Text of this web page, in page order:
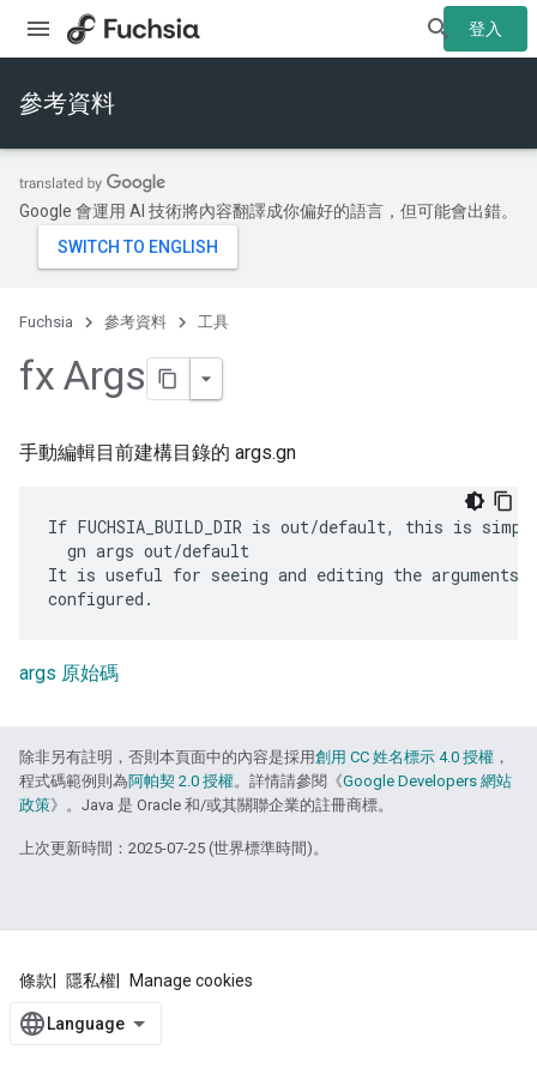
登入
參考資料
Google 會運用 AI 技術將內容翻譯成你偏好的語言，但可能會出錯。
Fuchsia 參考資料 工具
fx Args
手動編輯目前建構目錄的 args.gn
If FUCHSIA_BUILD_DIR is out/default, this is
  gn args out/default
It is useful for seeing and editing the arguments
args 原始碼
除非另有註明，否則本頁面中的內容是採用創用 CC 姓名標示 4.0 授權 ，
程式碼範例則為阿帕契 2.0 授權。詳情請參閱《Google Developers 網站
政策》。Java 是 Oracle 和/或其關聯企業的註冊商標。
上次更新時間：2025-07-25 (世界標準時間)。
條款 隱私權 Manage cookies